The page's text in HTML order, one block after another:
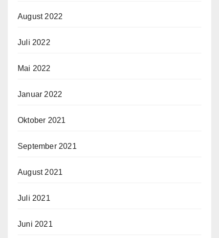
August 2022
Juli 2022
Mai 2022
Januar 2022
Oktober 2021
September 2021
August 2021
Juli 2021
Juni 2021